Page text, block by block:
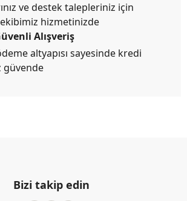
ve destek talepleriniz için
hizmetinizde
Alışveriş
altyapısı sayesinde kredi
güvende
Bizi takip edin